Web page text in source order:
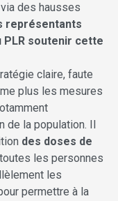
des hausses
représentants
PLR soutenir cette
claire, faute
plus les mesures
de la population. Il
des doses de
les personnes
les
permettre à la